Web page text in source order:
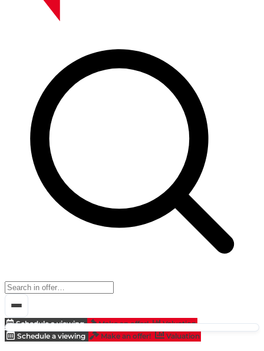
Schedule a viewing Make an offer!
Valuation
Schedule a viewing
Make an offer! Valuation